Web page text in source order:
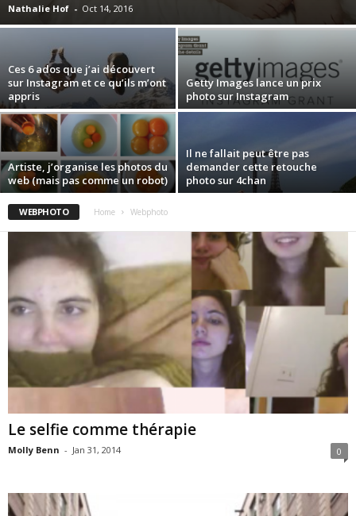
Nathalie Hof - Oct 14, 2016
Ces 6 ados que j’ai découvert
sur Instagram et ce qu’ils m’ont
appris
Getty Images lance un prix
photo sur Instagram
Artiste, j’organise les photos du
web (mais pas comme un robot)
Il ne fallait peut être pas
demander cette retouche
photo sur 4chan
WEBPHOTO Home Webphoto
Le selfie comme thérapie
Molly Benn - Jan 31, 2014 0